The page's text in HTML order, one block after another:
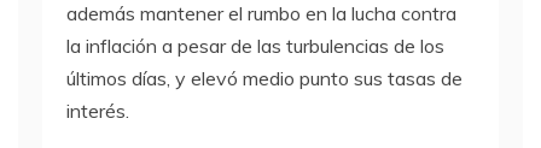
además mantener el rumbo en la lucha contra
la inflación a pesar de las turbulencias de los
últimos días, y elevó medio punto sus tasas de
interés.